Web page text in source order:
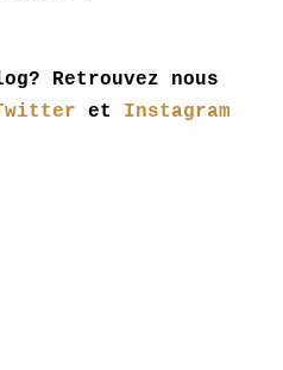
Retrouvez nous
et Instagram